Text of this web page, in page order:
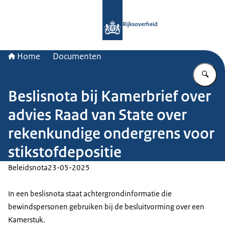
Rijksoverheid
Home Documenten
Beslisnota bij Kamerbrief over
advies Raad van State over
rekenkundige ondergrens voor
stikstofdepositie
Beleidsnota23-05-2025
In een beslisnota staat achtergrondinformatie die
bewindspersonen gebruiken bij de besluitvorming over een
Kamerstuk.